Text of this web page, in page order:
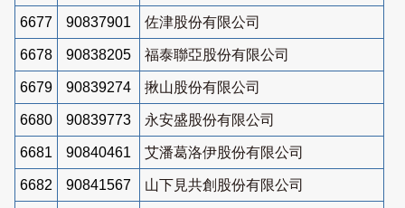
6677 90837901 佐津股份有限公司
6678 90838205 福泰聯亞股份有限公司
6679 90839274 揪山股份有限公司
6680 90839773 永安盛股份有限公司
6681 90840461 艾潘葛洛伊股份有限公司
6682 90841567 山下見共創股份有限公司